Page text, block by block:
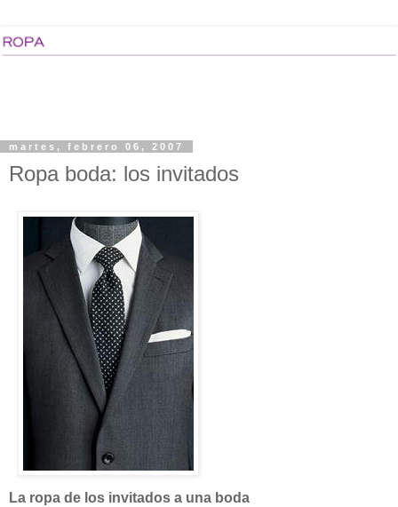
martes, febrero 06, 2007
Ropa boda: los invitados
La ropa de los invitados a una boda